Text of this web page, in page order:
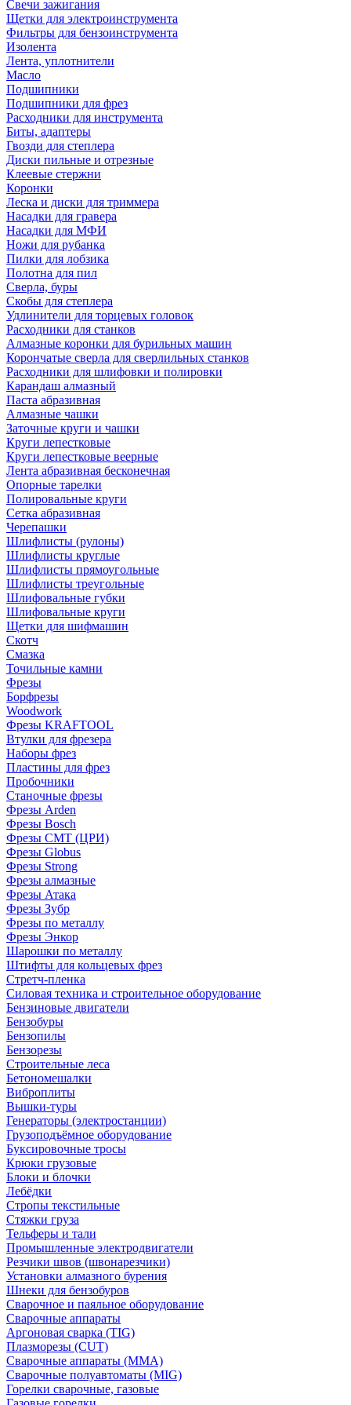
Свечи зажигания
Щетки для электроинструмента
Фильтры для бензоинструмента
Изолента
Лента, уплотнители
Масло
Подшипники
Подшипники для фрез
Расходники для инструмента
Биты, адаптеры
Гвозди для степлера
Диски пильные и отрезные
Клеевые стержни
Коронки
Леска и диски для триммера
Насадки для гравера
Насадки для МФИ
Ножи для рубанка
Пилки для лобзика
Полотна для пил
Сверла, буры
Скобы для степлера
Удлинители для торцевых головок
Расходники для станков
Алмазные коронки для бурильных машин
Корончатые сверла для сверлильных станков
Расходники для шлифовки и полировки
Карандаш алмазный
Паста абразивная
Алмазные чашки
Заточные круги и чашки
Круги лепестковые
Круги лепестковые веерные
Лента абразивная бесконечная
Опорные тарелки
Полировальные круги
Сетка абразивная
Черепашки
Шлифлисты (рулоны)
Шлифлисты круглые
Шлифлисты прямоугольные
Шлифлисты треугольные
Шлифовальные губки
Шлифовальные круги
Щетки для шифмашин
Скотч
Смазка
Точильные камни
Фрезы
Борфрезы
Woodwork
Фрезы KRAFTOOL
Втулки для фрезера
Наборы фрез
Пластины для фрез
Пробочники
Станочные фрезы
Фрезы Arden
Фрезы Bosch
Фрезы CMT (ЦРИ)
Фрезы Globus
Фрезы Strong
Фрезы алмазные
Фрезы Атака
Фрезы Зубр
Фрезы по металлу
Фрезы Энкор
Шарошки по металлу
Штифты для кольцевых фрез
Стретч-пленка
Силовая техника и строительное оборудование
Бензиновые двигатели
Бензобуры
Бензопилы
Бензорезы
Строительные леса
Бетономешалки
Виброплиты
Вышки-туры
Генераторы (электростанции)
Грузоподъёмное оборудование
Буксировочные тросы
Крюки грузовые
Блоки и блочки
Лебёдки
Стропы текстильные
Стяжки груза
Тельферы и тали
Промышленные электродвигатели
Резчики швов (швонарезчики)
Установки алмазного бурения
Шнеки для бензобуров
Сварочное и паяльное оборудование
Сварочные аппараты
Аргоновая сварка (TIG)
Плазморезы (CUT)
Сварочные аппараты (MMA)
Сварочные полуавтоматы (MIG)
Горелки сварочные, газовые